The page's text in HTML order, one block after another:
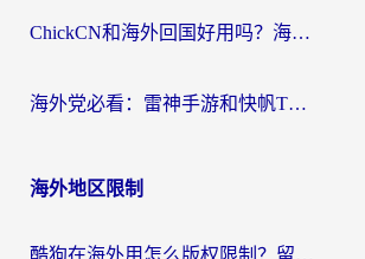
ChickCN和海外回国好用吗？海外党2026亲测：从手游到影音，选对加速器的3个关键
海外党必看：雷神手游和快帆TV版好用吗？3步选对回国加速器不踩坑
海外地区限制
酷狗在海外用怎么版权限制？留学生亲测：3步解决听国内音乐难题